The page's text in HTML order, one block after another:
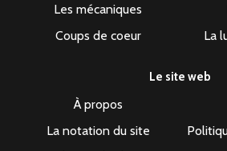
Les mécaniques
Coups de coeur
La
Le site web
À propos
La notation du site